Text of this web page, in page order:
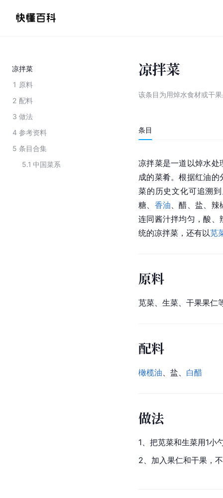
凉拌菜
1 原料
2 配料
3 做法
4 参考资料
5 条目合集
5.1 中国菜系
凉拌菜
该条目为用焯水食材或干
条目
凉拌菜是一道以焯水
成的菜肴。根据红油
菜的历史文化可追溯到
糖、 香油 、醋、盐、 辣
连同酱汁拌均匀，酸、
统的凉拌菜，还有以苋
原料
苋菜、生菜、干果果仁
配料
橄榄油 、盐、 白醋
做法
1、把苋菜和生菜用1小
2、加入果仁和干果，